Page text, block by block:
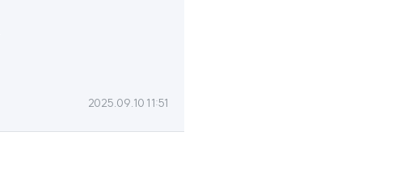
2025.09.10 11:51